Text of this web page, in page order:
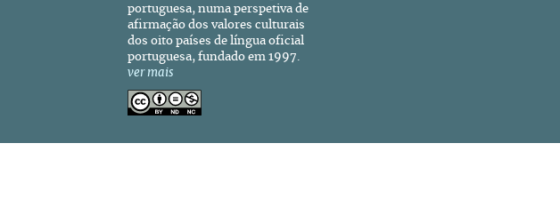
portuguesa, numa perspetiva de
afirmação dos valores culturais
dos oito países de língua oficial
portuguesa, fundado em 1997.
ver mais